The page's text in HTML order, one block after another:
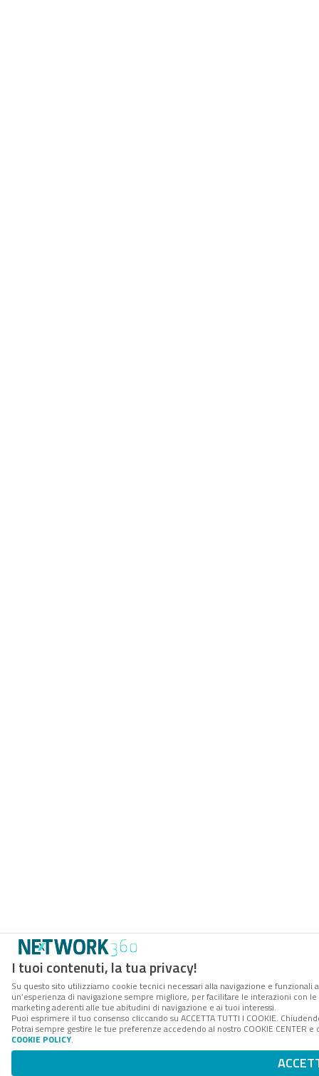
I tuoi contenuti, la tua privacy!
Su questo sito utilizziamo cookie tecnici necessari alla navigazione e
un’esperienza di navigazione sempre migliore, per facilitare le interazioni con
marketing aderenti alle tue abitudini di navigazione e ai tuoi interessi.
Puoi esprimere il tuo consenso cliccando su ACCETTA TUTTI I COOKIE.
Potrai sempre gestire le tue preferenze accedendo al nostro COOKIE
COOKIE POLICY.